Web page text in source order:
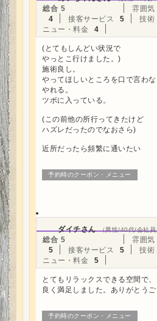
総合 5
雰囲気
4
接客サービス 5 技術
ニュー・料金
4
(とてもしんどい状況で
やっとこ行けました。)
施術良し。
やってほしいところを口で言わな
やれる。
ツボに入っている。
(この前他の所行ってきたけど
ハズレだったのでなおさら)
近所だったら頻繁に通いたい
予約時のクーポン・メニュー
ダイチさん （男性/40代/会社員
総合 5
雰囲気
5
接客サービス 5 技術
ニュー・料金
5
とてもリラックスできる空間で
良く満足しました。ありがとうご
予約時のクーポン・メニュー